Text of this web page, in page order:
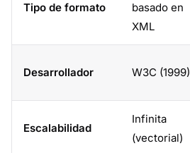
Tipo de formato
basado en
XML
Desarrollador W3C (1999)
Escalabilidad
Infinita
(vectorial)